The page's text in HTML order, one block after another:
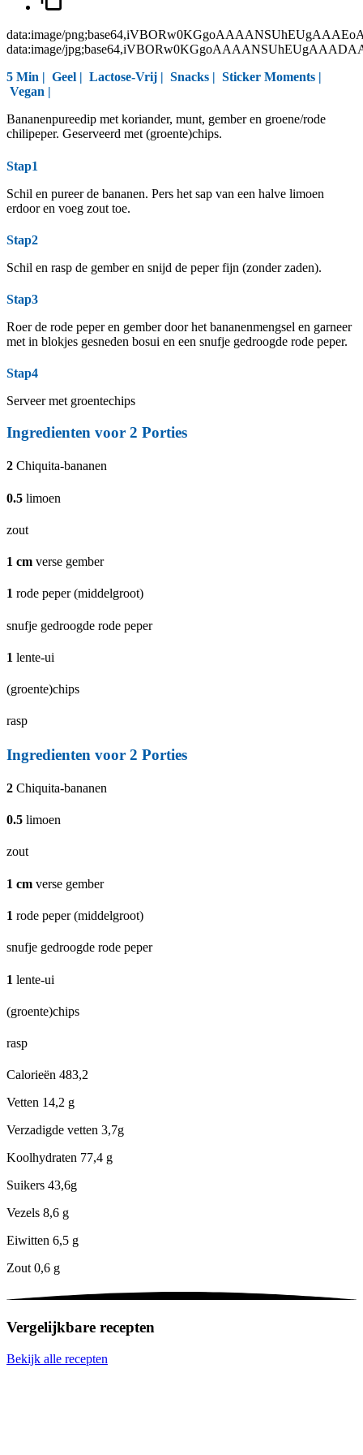
data:image/
data:image/
5 Min | Geel | Lactose-Vrij | Snacks | Sticker Moments |
Vegan |
Bananenpureedip met koriander, munt, gember en groene/rode
chilipeper. Geserveerd met (groente)chips.
Stap1
Schil en pureer de bananen. Pers het sap van een halve limoen
erdoor en voeg zout toe.
Stap2
Schil en rasp de gember en snijd de peper fijn (zonder zaden).
Stap3
Roer de rode peper en gember door het bananenmengsel en garneer
met in blokjes gesneden bosui en een snufje gedroogde rode peper.
Stap4
Serveer met groentechips
Ingredienten voor 2 Porties
2 Chiquita-bananen
0.5 limoen
zout
1 cm verse gember
1 rode peper (middelgroot)
snufje gedroogde rode peper
1 lente-ui
(groente)chips
rasp
Ingredienten voor 2 Porties
2 Chiquita-bananen
0.5 limoen
zout
1 cm verse gember
1 rode peper (middelgroot)
snufje gedroogde rode peper
1 lente-ui
(groente)chips
rasp
Calorieën 483,2
Vetten 14,2 g
Verzadigde vetten 3,7g
Koolhydraten 77,4 g
Suikers 43,6g
Vezels 8,6 g
Eiwitten 6,5 g
Zout 0,6 g
Vergelijkbare recepten
Bekijk alle recepten